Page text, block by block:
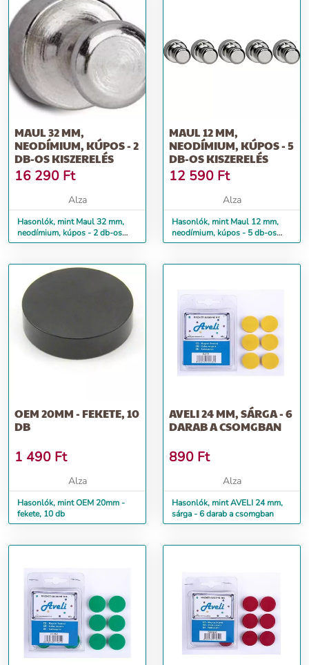
MAUL 32 MM,
NEODÍMIUM, KÚPOS - 2
DB-OS KISZERELÉS
16 290 Ft
Alza
Hasonlók, mint Maul 32 mm,
neodímium, kúpos - 2 db-os
kiszerelés
MAUL 12 MM,
NEODÍMIUM, KÚPOS - 5
DB-OS KISZERELÉS
12 590 Ft
Alza
Hasonlók, mint Maul 12 mm,
neodímium, kúpos - 5 db-os
kiszerelés
OEM 20MM - FEKETE, 10
DB
1 490 Ft
Alza
Hasonlók, mint OEM 20mm -
fekete, 10 db
AVELI 24 MM, SÁRGA - 6
DARAB A CSOMGBAN
890 Ft
Alza
Hasonlók, mint AVELI 24 mm,
sárga - 6 darab a csomgban